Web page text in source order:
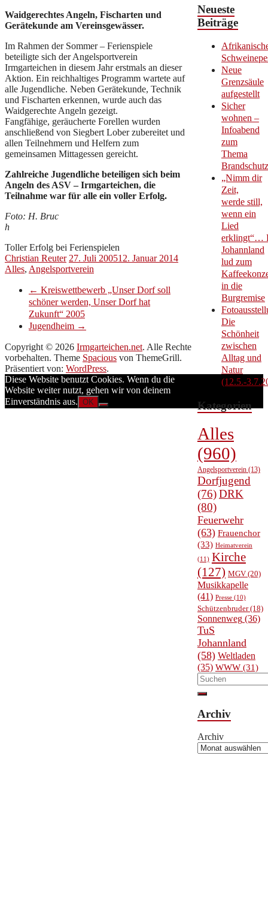
Waidgerechtes Angeln, Fischarten und
Gerätekunde am Vereinsgewässer.
Im Rahmen der Sommer – Ferienspiele
beteiligte sich der Angelsportverein
Irmgarteichen in diesem Jahr erstmals an dieser
Aktion. Ein reichhaltiges Programm wartete auf
alle Jugendliche. Neben Gerätekunde, Technik
und Fischarten erkennen, wurde auch das
Waidgerechte Angeln gezeigt.
Fangfähige, geräucherte Forellen wurden
anschließend von Siegbert Lober zubereitet und
allen Teilnehmern und Helfern zum
gemeinsamen Mittagessen gereicht.
Zahlreiche Jugendliche beteiligen sich beim
Angeln des ASV – Irmgarteichen, die
Teilnahme war für alle ein voller Erfolg.
Foto: H. Bruc
h
Toller Erfolg bei Ferienspielen
Christian Reuter 27. Juli 200512. Januar 2014
Alles, Angelsportverein
← Kreiswettbewerb „Unser Dorf soll
schöner werden, Unser Dorf hat
Zukunft“ 2005
Jugendheim →
Neueste
Beiträge
Neue
Grenzsäule
aufgestellt
Sicher
wohnen –
Infoabend
zum
Thema
Brandschutz
„Nimm dir
Zeit,
werde still,
wenn ein
Lied
erklingt“…
Johannland
lud zum
in die
Burgremise
Die
Schönheit
zwischen
Alltag und
Natur
(12.5.-
Kategorien
Alles
(960)
Angelsportverein(13)
Dorfjugend
(76)DRK
(80)
Feuerwehr
(63) Frauenchor
(33) Heimatverein
(11) Kirche
(127) MGV(20)
Musikkapelle
(41) Presse(10)
Schützenbruder(18)
Sonnenweg(36)
TuS
Johannland
(58) Weltladen
(35) WWW(31)
Archiv
Archiv
Copyright © 2026 Irmgarteichen.net. Alle Rechte
vorbehalten. Theme Spacious von ThemeGrill.
Präsentiert von: WordPress.
Diese Website benutzt Cookies. Wenn du die
Website weiter nutzt, gehen wir von deinem
Einverständnis aus. OK